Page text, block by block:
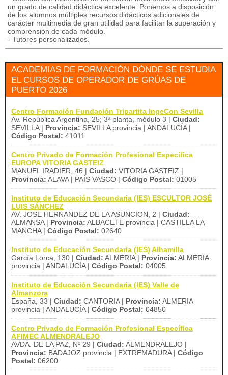
un grado de calidad didáctica excelente. Ponemos a disposición
de los alumnos múltiples recursos didácticos adicionales de
carácter multimedia de gran utilidad para facilitar la superación y
comprensión de cada módulo.
- Tutores personalizados.
ACADEMIAS DE FORMACIÓN DÓNDE SE ESTUDIA
EL CURSOS DE OPERADOR DE GRÚAS DE
PUERTO 2026
Centro Formación Fundación Tripartita IngeCon Sevilla
Av. República Argentina, 25; 3ª planta, módulo 3 | Ciudad:
SEVILLA | Provincia: SEVILLA provincia | ANDALUCÍA |
Código Postal: 41011
Centro Privado de Formación Profesional Específica
EUROPA VITORIA GASTEIZ
MANUEL IRADIER, 46 | Ciudad: VITORIA GASTEIZ |
Provincia: ALAVA | PAÍS VASCO | Código Postal: 01005
Instituto de Educación Secundaria (IES) ESCULTOR JOSÉ
LUIS SÁNCHEZ
AV. JOSE HERNANDEZ DE LA ASUNCION, 2 | Ciudad:
ALMANSA | Provincia: ALBACETE provincia | CASTILLA LA
MANCHA | Código Postal: 02640
Instituto de Educación Secundaria (IES) Alhamilla
García Lorca, 130 | Ciudad: ALMERIA | Provincia: ALMERIA
provincia | ANDALUCÍA | Código Postal: 04005
Instituto de Educación Secundaria (IES) Valle de
Almanzora
España, 33 | Ciudad: CANTORIA | Provincia: ALMERIA
provincia | ANDALUCÍA | Código Postal: 04850
Centro Privado de Formación Profesional Específica
AFIMEC ALMENDRALEJO
AVDA. DE LA PAZ, Nº 29 | Ciudad: ALMENDRALEJO |
Provincia: BADAJOZ provincia | EXTREMADURA | Código
Postal: 06200